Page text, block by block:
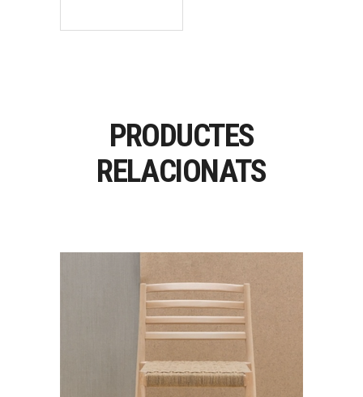
PRODUCTES
RELACIONATS
LAKE